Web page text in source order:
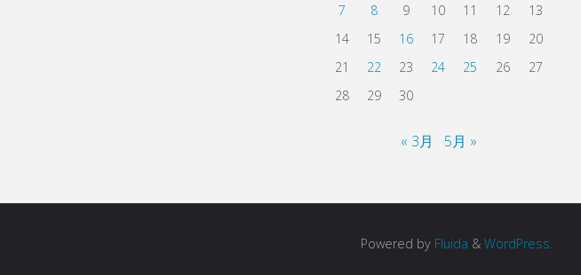
7
8 9 10 11 12
13
14
15 16 17 18 19
20
21
22 23 24 25 26
27
28
29 30
« 3月 5月 »
Powered by Fluida & WordPress.